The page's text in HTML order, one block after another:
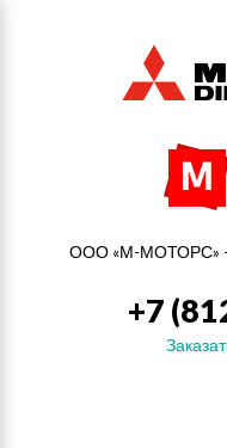
ООО «М-МОТОРС» -
+7